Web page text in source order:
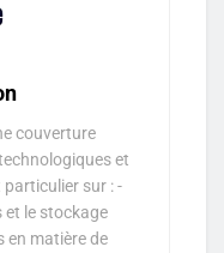
couverture
et
sur : -
et le stockage
en matière de